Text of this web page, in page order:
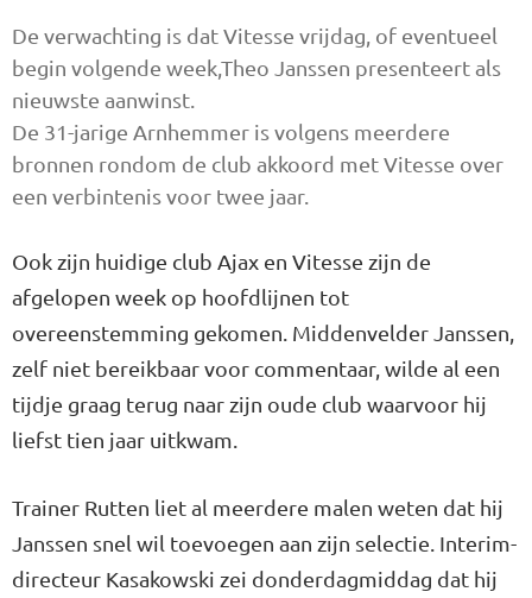
De verwachting is dat Vitesse vrijdag, of eventueel
begin volgende week,Theo Janssen presenteert als
nieuwste aanwinst.
De 31-jarige Arnhemmer is volgens meerdere
bronnen rondom de club akkoord met Vitesse over
een verbintenis voor twee jaar.
Ook zijn huidige club Ajax en Vitesse zijn de
afgelopen week op hoofdlijnen tot
overeenstemming gekomen. Middenvelder Janssen,
zelf niet bereikbaar voor commentaar, wilde al een
tijdje graag terug naar zijn oude club waarvoor hij
liefst tien jaar uitkwam.
Trainer Rutten liet al meerdere malen weten dat hij
Janssen snel wil toevoegen aan zijn selectie. Interim-
directeur Kasakowski zei donderdagmiddag dat hij